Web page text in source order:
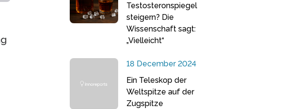
Testosteronspiegel
steigern? Die
Wissenschaft sagt:
„Vielleicht“
18 December 2024
Ein Teleskop der
Weltspitze auf der
Zugspitze